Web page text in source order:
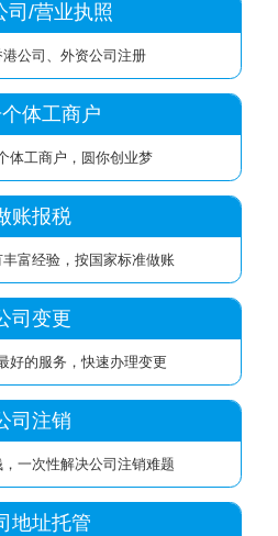
司/营业执照
公司、外资公司注册
体工商户
体工商户，圆你创业梦
账报税
富经验，按国家标准做账
司变更
好的服务，快速办理变更
司注销
一次性解决公司注销难题
地址托管